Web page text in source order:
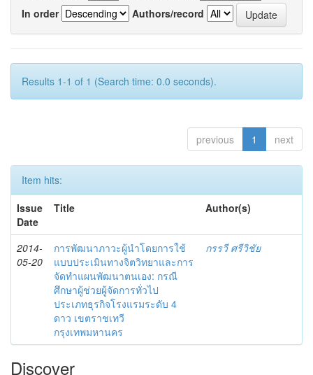
In order
Authors/record
Results 1-1 of 1 (Search time: 0.0 seconds).
previous 1 next
Item hits:
Issue
Date
Title Author(s)
2014-
05-20
การพัฒนาภาวะผู้นำโดยการใช้
แบบประเมินทางจิตวิทยาและการ
จัดทำแผนพัฒนาตนเอง: กรณี
ศึกษาผู้ช่วยผู้จัดการทั่วไป
ประเภทธุรกิจโรงแรมระดับ 4
ดาว เขตราชเทวี
กรุงเทพมหานคร
กรรวี ศรีวิชัย
Discover